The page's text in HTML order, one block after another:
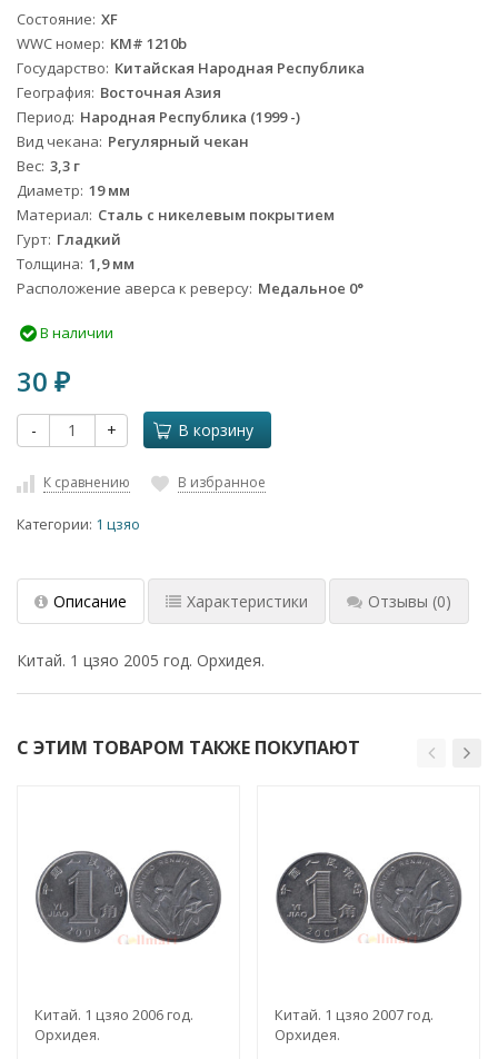
Состояние XF
WWC номер KM# 1210b
Государство Китайская Народная Республика
География Восточная Азия
Период Народная Республика (1999 -)
Вид чекана Регулярный чекан
Вес 3,3 г
Диаметр 19 мм
Материал Сталь с никелевым покрытием
Гурт Гладкий
Толщина 1,9 мм
Расположение аверса к реверсу Медальное 0°
В наличии
30 ₽
- + В корзину
К сравнению В избранное
Категории: 1 цзяо
Описание Характеристики Отзывы (0)
Китай. 1 цзяо 2005 год. Орхидея.
С ЭТИМ ТОВАРОМ ТАКЖЕ ПОКУПАЮТ
Китай. 1 цзяо 2006 год.
Орхидея.
Китай. 1 цзяо 2007 год.
Орхидея.